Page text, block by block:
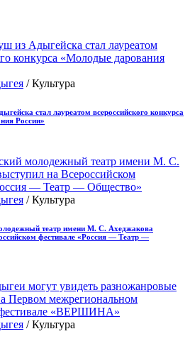
/ Культура
стал лауреатом всероссийского конкурса
России»
/ Культура
театр имени М. С. Ахеджакова
фестивале «Россия — Театр —
/ Культура